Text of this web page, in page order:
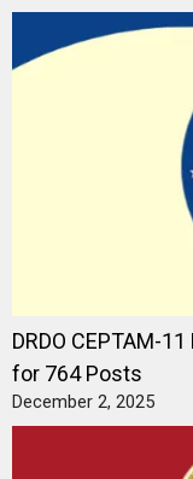
DRDO CEPTAM-
for 764 Posts
December 2, 2025